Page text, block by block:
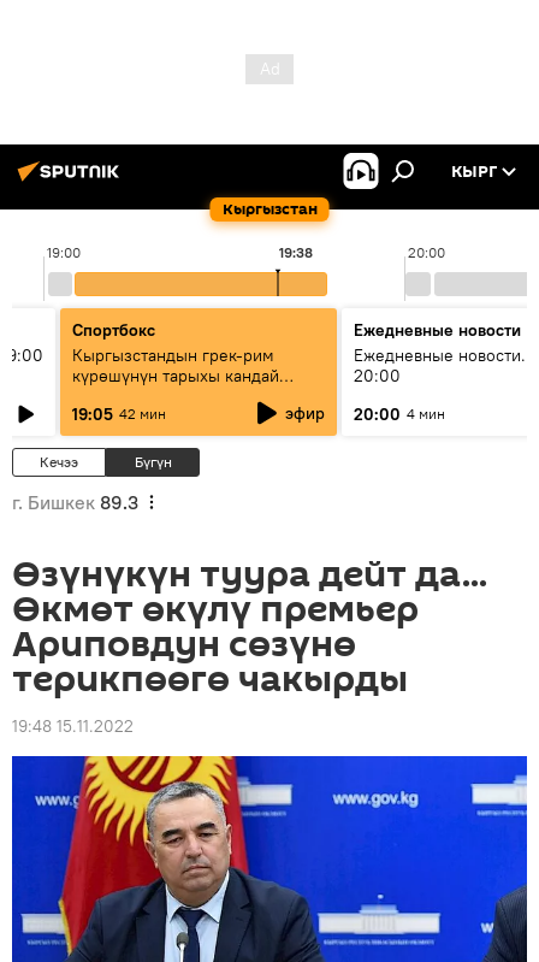
Кыргызстан
КЫРГ
19:00 20:00
19:38
Спортбокс
Кыргызстандын грек-рим
күрөшүнүн тарыхы кандай
19:05 42 мин эфир
Ежедневные новости
Ежедневные новости.
20:00
20:00 4 мин
Кечээ Бүгүн
г. Бишкек 89.3
Өзүнүкүн туура дейт да...
Өкмөт өкүлү премьер
Ариповдун сөзүнө
терикпөөгө чакырды
19:48 15.11.2022